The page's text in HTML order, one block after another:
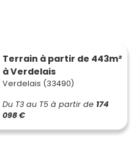
Terrain à partir de 443m²
à Verdelais
Verdelais (33490)
Du T3 au T5 à partir de 174
098 €